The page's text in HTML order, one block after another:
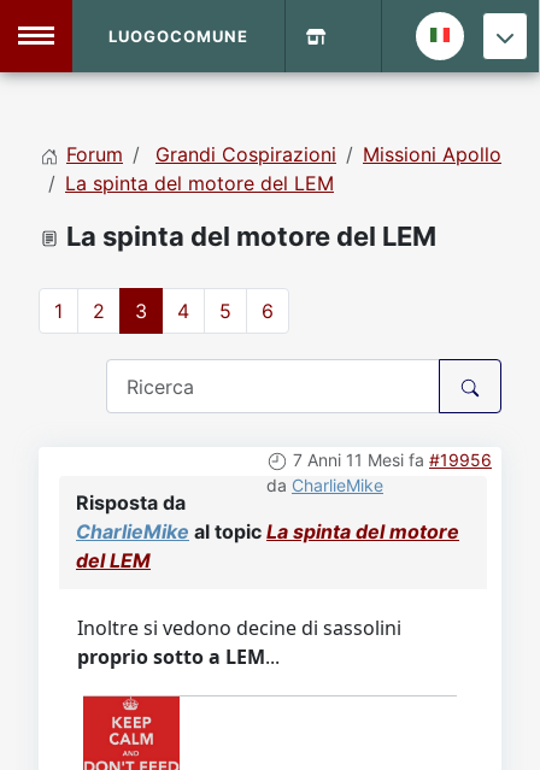
Home
LUOGOCOMUNE
Forum Grandi Cospirazioni
Missioni Apollo
La spinta del motore del LEM
La spinta del motore del LEM
1 2 3 4 5 6
7 Anni 11 Mesi fa #19956
da CharlieMike
Risposta da
CharlieMike al topic La spinta del motore
del LEM
Inoltre si vedono decine di sassolini
proprio sotto a LEM...